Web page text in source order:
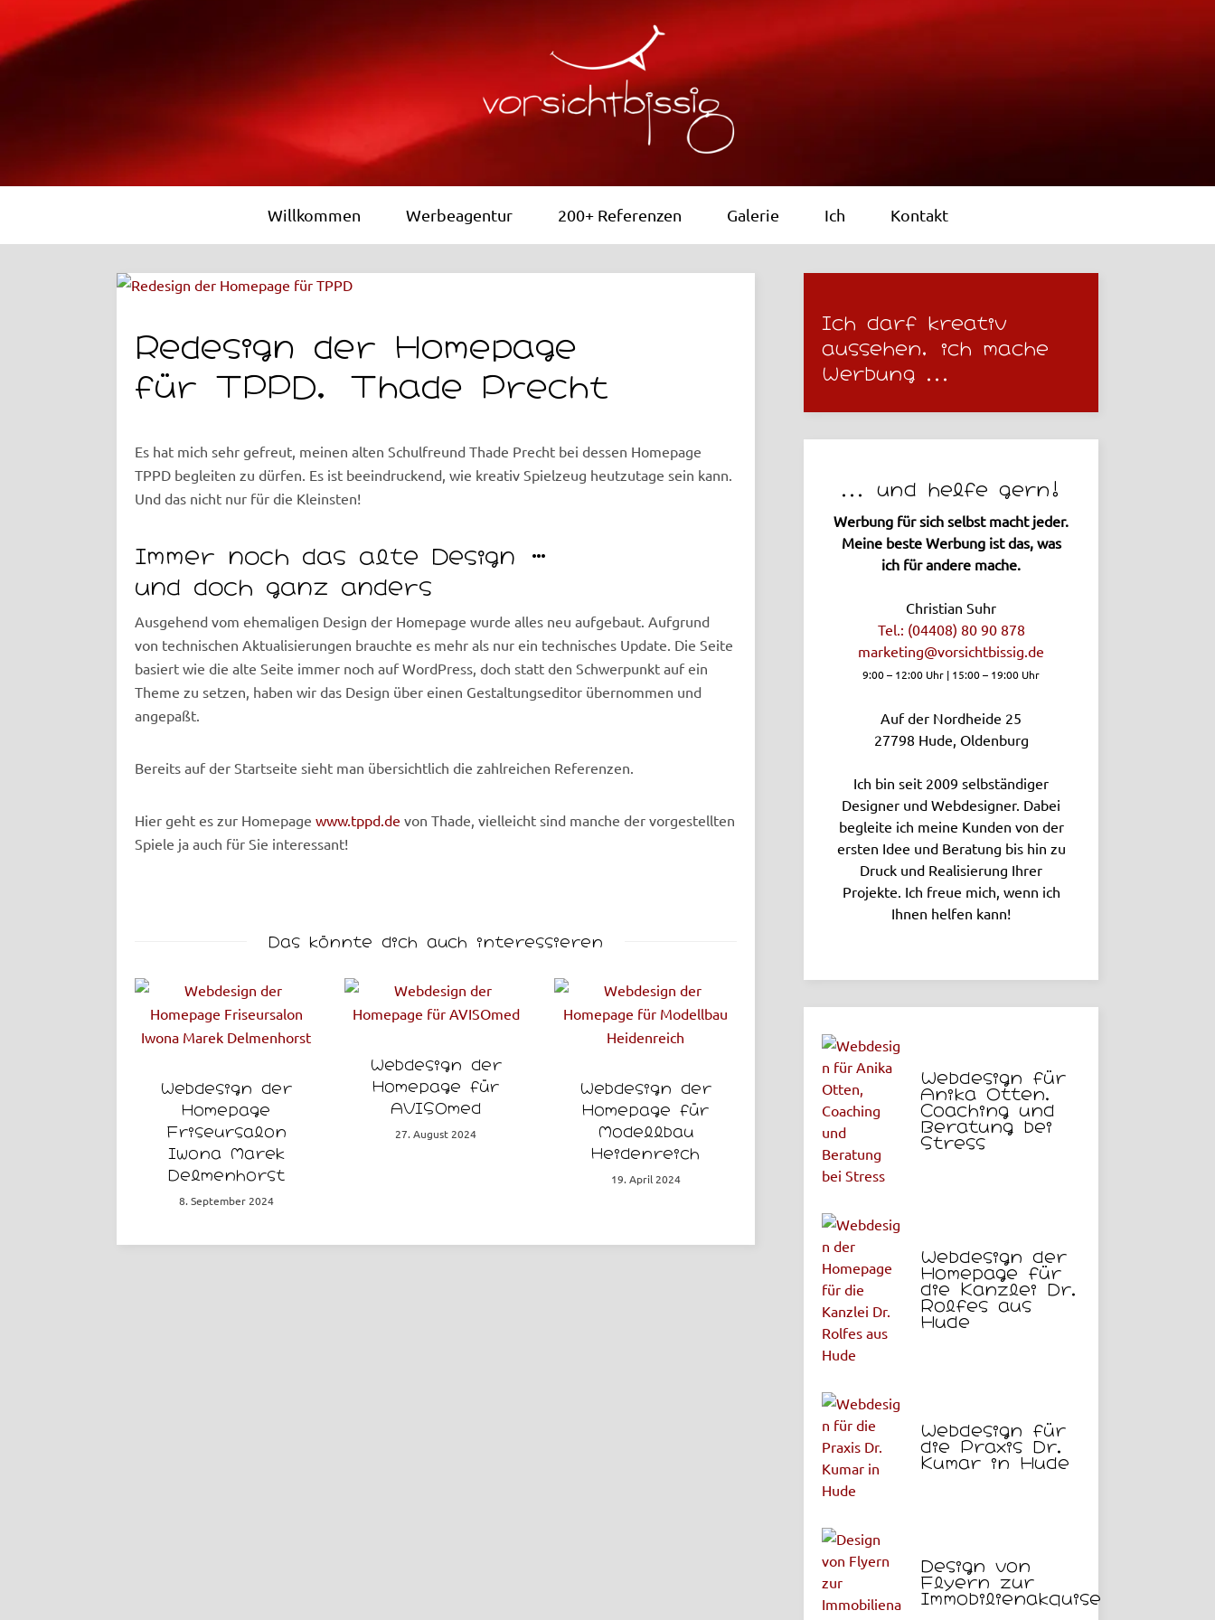
Willkommen Werbeagentur 200+ Referenzen Galerie Ich Kontakt
Redesign der Homepage
für TPPD, Thade Precht
Es hat mich sehr gefreut, meinen alten Schulfreund Thade Precht bei dessen Homepage
TPPD begleiten zu dürfen. Es ist beeindruckend, wie kreativ Spielzeug heutzutage sein kann.
Und das nicht nur für die Kleinsten!
Immer noch das alte Design …
und doch ganz anders
Ausgehend vom ehemaligen Design der Homepage wurde alles neu aufgebaut. Aufgrund
von technischen Aktualisierungen brauchte es mehr als nur ein technisches Update. Die Seite
basiert wie die alte Seite immer noch auf WordPress, doch statt den Schwerpunkt auf ein
Theme zu setzen, haben wir das Design über einen Gestaltungseditor übernommen und
angepaßt.
Bereits auf der Startseite sieht man übersichtlich die zahlreichen Referenzen.
Hier geht es zur Homepagewww.tppd.de von Thade, vielleicht sind manche der vorgestellten
Spiele ja auch für Sie interessant!
Das könnte dich auch interessieren
Webdesign der
Homepage
Friseursalon
Iwona Marek
Delmenhorst
8. September 2024
Webdesign der
Homepage für
AVISOmed
27. August 2024
Webdesign der
Homepage für
Modellbau
Heidenreich
19. April 2024
Design eines
Flyers zum
Recruiting für
THÖMEN aus
Hamburg
Redesign der
Homepage für
Max Hering
Ich darf kreativ
aussehen, ich mache
Werbung ...
... und helfe gern!
Werbung für sich selbst macht jeder.
Meine beste Werbung ist das, was
ich für andere mache.
Christian Suhr
Tel.: (04408) 80 90 878
marketing­@vorsichtbissig.de
9:00 – 12:00 Uhr | 15:00 – 19:00 Uhr
Auf der Nordheide 25
27798 Hude, Oldenburg
Ich bin seit 2009 selbständiger
Designer und Webdesigner. Dabei
begleite ich meine Kunden von der
ersten Idee und Beratung bis hin zu
Druck und Realisierung Ihrer
Projekte. Ich freue mich, wenn ich
Ihnen helfen kann!
Webdesign für
Anika Otten,
Coaching und
Beratung bei
Stress
Webdesign der
Homepage für
die Kanzlei Dr.
Rolfes aus
Hude
Webdesign für
die Praxis Dr.
Kumar in Hude
Design von
Flyern zur
Immobilienakquise